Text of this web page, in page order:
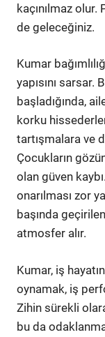
kaçınılmaz
de geleceğiniz.
Kumar
yapısını
başladığında,
korku
tartışmalara ve
Çocukların
olan güven
onarılması zor
başında
atmosfer alır.
Kumar, iş
oynamak, iş
Zihin sürekli
bu da